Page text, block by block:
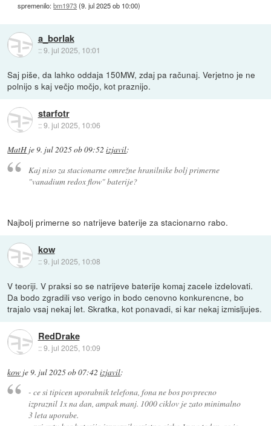
spremenilo:bm1973(9. jul 2025 ob 10:00)
a_borlak
::9. jul 2025, 10:01
Saj piše, da lahko oddaja 150MW, zdaj pa računaj. Verjetno je ne
polnijo s kaj večjo močjo, kot praznijo.
starfotr
::9. jul 2025, 10:06
MatH je9. jul 2025 ob 09:52 izjavil:
Kaj niso za stacionarne omrežne hranilnike bolj primerne
"vanadium redox flow" baterije?
Najbolj primerne so natrijeve baterije za stacionarno rabo.
kow
::9. jul 2025, 10:08
V teoriji. V praksi so se natrijeve baterije komaj zacele izdelovati.
Da bodo zgradili vso verigo in bodo cenovno konkurencne, bo
trajalo vsaj nekaj let. Skratka, kot ponavadi, si kar nekaj izmisljujes.
RedDrake
::9. jul 2025, 10:09
kow je9. jul 2025 ob 07:42 izjavil:
- ce si tipicen uporabnik telefona, fona ne bos povprecno
izpraznil 1x na dan, ampak manj. 1000 ciklov je zato minimalno
3 leta uporabe.